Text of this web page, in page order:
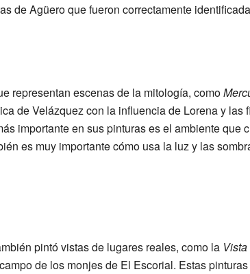
de Agüero que fueron correctamente
representan escenas de la mitología, como
de Velázquez con la influencia de Lorena y las
importante en sus pinturas es el ambiente que
es muy importante cómo usa la luz y las
pintó vistas de lugares reales, como la
de los monjes de El Escorial. Estas